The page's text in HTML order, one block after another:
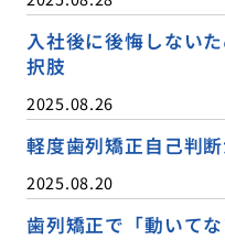
入社後に後悔しない
択肢
2025.08.26
軽度歯列矯正自己判
2025.08.20
歯列矯正で「動いて